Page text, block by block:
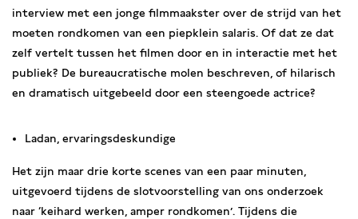
interview met een jonge filmmaakster over de strijd van het
moeten rondkomen van een piepklein salaris. Of dat ze dat
zelf vertelt tussen het filmen door en in interactie met het
publiek? De bureaucratische molen beschreven, of hilarisch
en dramatisch uitgebeeld door een steengoede actrice?
Ladan, ervaringsdeskundige
Het zijn maar drie korte scenes van een paar minuten,
uitgevoerd tijdens de slotvoorstelling van ons onderzoek
naar ‘keihard werken, amper rondkomen’. Tijdens die